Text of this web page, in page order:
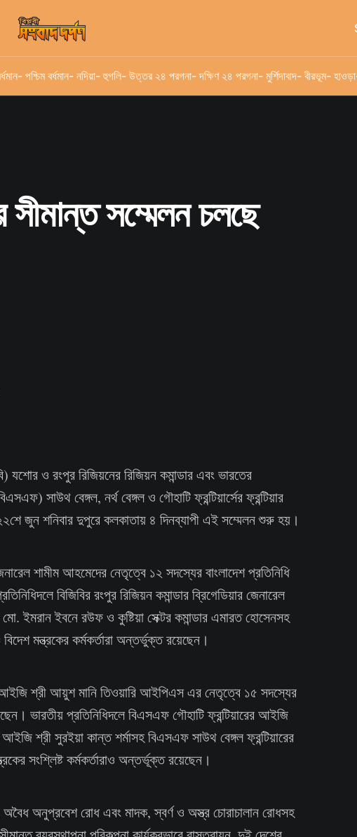
- পশ্চিম বর্ধমান- নদিয়া- হুগলি- উত্তর ২৪ পরগনা- দক্ষিণ ২৪ পরগনা- মুর্শিদাবাদ- বীরভূম- হাওড়া
সম্মেলন চলছে
যশোর ও রংপুর রিজিয়নের রিজিয়ন কমান্ডার এবং ভারতের
সাউথ বেঙ্গল, নর্থ বেঙ্গল ও গৌহাটি ফ্রন্টিয়ার্সের ফ্রন্টিয়ার
জুন শনিবার দুপুরে কলকাতায় ৪ দিনব্যাপী এই সম্মেলন শুরু হয়।
শামীম আহমেদের নেতৃত্বে ১২ সদস্যের বাংলাদেশ প্রতিনিধি
বিজিবির রংপুর রিজিয়ন কমান্ডার ব্রিগেডিয়ার জেনারেল
মো. ইমরান ইবনে রউফ ও কুষ্টিয়া সেক্টর কমান্ডার এমারত হোসেনসহ
মন্ত্রকের কর্মকর্তারা অন্তর্ভুক্ত রয়েছেন।
আইজি শ্রী আয়ুশ মানি তিওয়ারি আইপিএস এর নেতৃত্বে ১৫ সদস্যের
ভারতীয় প্রতিনিধিদলে বিএসএফ গৌহাটি ফ্রন্টিয়ারের আইজি
আইজি শ্রী সুরইয়া কান্ত শর্মাসহ বিএসএফ সাউথ বেঙ্গল ফ্রন্টিয়ারের
সংশ্লিষ্ট কর্মকর্তারাও অন্তর্ভূক্ত রয়েছেন।
অবৈধ অনুপ্রবেশ রোধ এবং মাদক, স্বর্ণ ও অস্ত্র চোরাচালান রোধসহ